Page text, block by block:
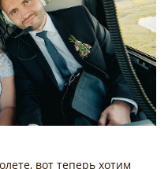
вот теперь хотим